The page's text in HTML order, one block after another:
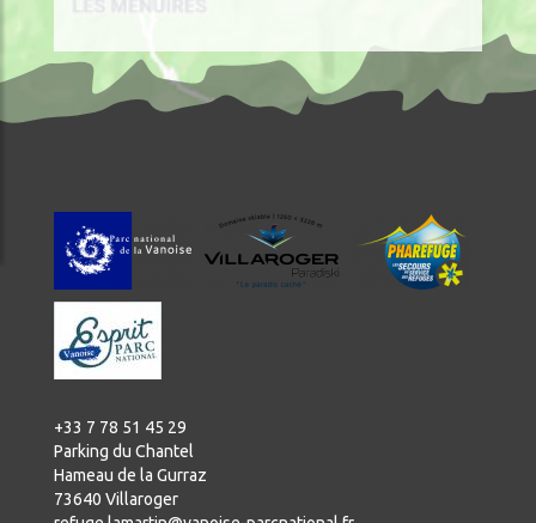
+33 7 78 51 45 29
Parking du Chantel
Hameau de la Gurraz
73640 Villaroger